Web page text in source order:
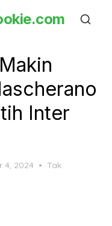
Inter
4, 2024
Tak